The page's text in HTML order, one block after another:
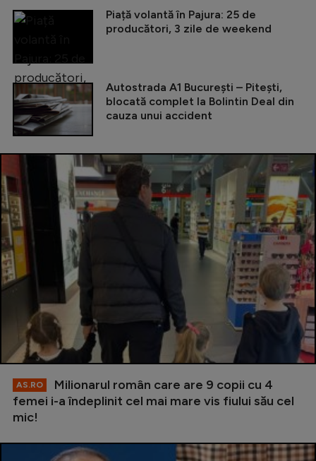
Piață volantă în Pajura: 25 de
producători, 3 zile de weekend
Autostrada A1 București – Pitești,
blocată complet la Bolintin Deal din
cauza unui accident
AS.RO
Milionarul român care are 9 copii cu 4
femei i-a îndeplinit cel mai mare vis fiului său cel
mic!